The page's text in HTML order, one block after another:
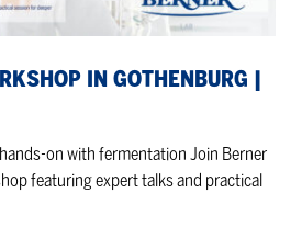
IN GOTHENBURG |
on with fermentation Join Berner
featuring expert talks and practical